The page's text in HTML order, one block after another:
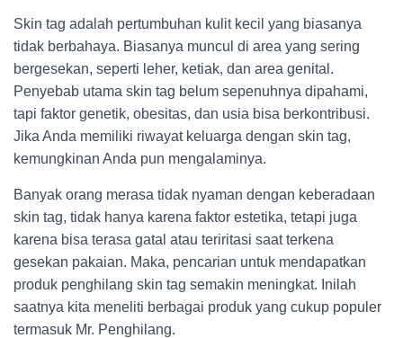
Skin tag adalah pertumbuhan kulit kecil yang biasanya
tidak berbahaya. Biasanya muncul di area yang sering
bergesekan, seperti leher, ketiak, dan area genital.
Penyebab utama skin tag belum sepenuhnya dipahami,
tapi faktor genetik, obesitas, dan usia bisa berkontribusi.
Jika Anda memiliki riwayat keluarga dengan skin tag,
kemungkinan Anda pun mengalaminya.
Banyak orang merasa tidak nyaman dengan keberadaan
skin tag, tidak hanya karena faktor estetika, tetapi juga
karena bisa terasa gatal atau teriritasi saat terkena
gesekan pakaian. Maka, pencarian untuk mendapatkan
produk penghilang skin tag semakin meningkat. Inilah
saatnya kita meneliti berbagai produk yang cukup populer
termasuk Mr. Penghilang.